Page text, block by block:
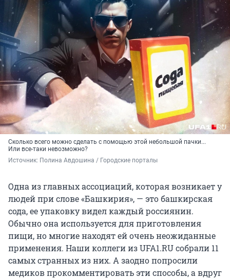
Сколько всего можно сделать с помощью этой небольшой пачки...
Или все-таки невозможно?
Источник: Полина Авдошина / Городские порталы
Одна из главных ассоциаций, которая возникает у
людей при слове «Башкирия», — это башкирская
сода, ее упаковку видел каждый россиянин.
Обычно она используется для приготовления
пищи, но многие находят ей очень неожиданные
применения. Наши коллеги из UFA1.RU собрали 11
самых странных из них. А заодно попросили
медиков прокомментировать эти способы, а вдруг